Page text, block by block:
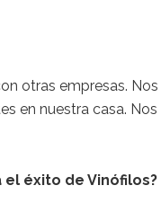
otras empresas.
en nuestra casa.
el éxito de Vinófilos?